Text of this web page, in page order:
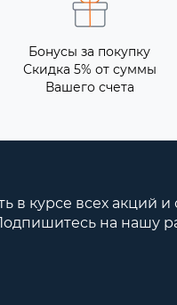
Бонусы за покупку
Скидка 5% от суммы
Вашего счета
в курсе всех акций и
на нашу